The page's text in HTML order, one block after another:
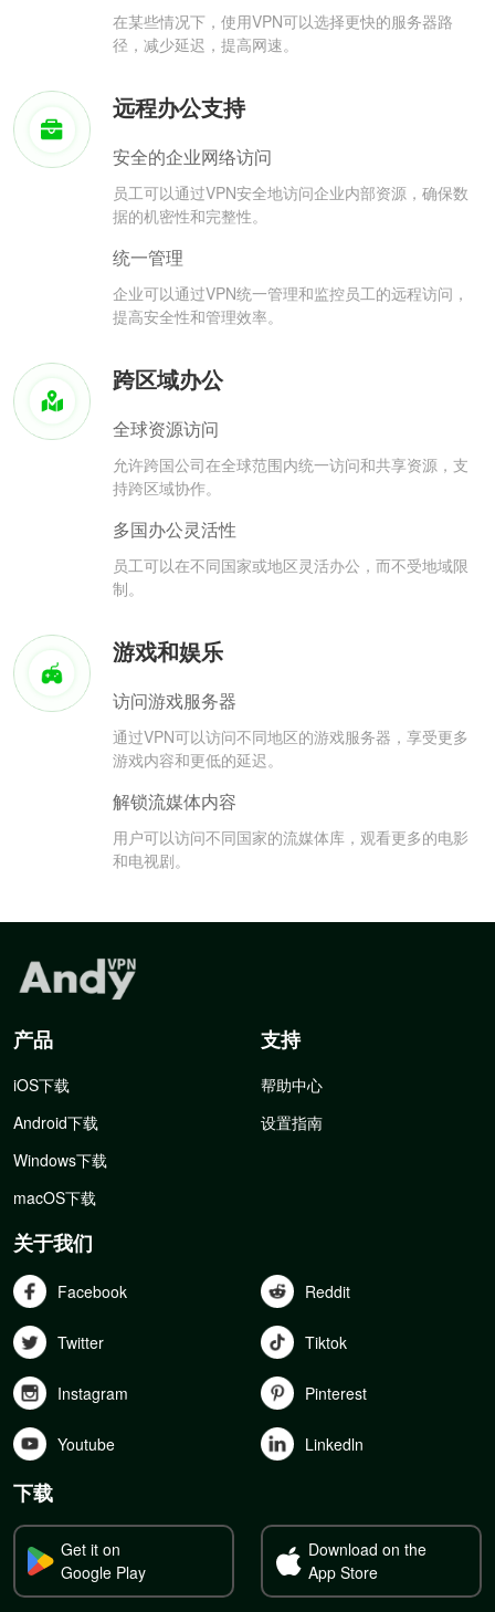
在某些情况下，使用VPN可以选择更快的服务器路
径，减少延迟，提高网速。
远程办公支持
安全的企业网络访问
员工可以通过VPN安全地访问企业内部资源，确保数
据的机密性和完整性。
统一管理
企业可以通过VPN统一管理和监控员工的远程访问，
提高安全性和管理效率。
跨区域办公
全球资源访问
允许跨国公司在全球范围内统一访问和共享资源，支
持跨区域协作。
多国办公灵活性
员工可以在不同国家或地区灵活办公，而不受地域限
制。
游戏和娱乐
访问游戏服务器
通过VPN可以访问不同地区的游戏服务器，享受更多
游戏内容和更低的延迟。
解锁流媒体内容
用户可以访问不同国家的流媒体库，观看更多的电影
和电视剧。
产品
iOS下载
Android下载
Windows下载
macOS下载
支持
帮助中心
设置指南
关于我们
Facebook Reddit
Twitter Tiktok
Instagram Pinterest
Youtube Linkedln
下载
Get it on
Google Play
Download on the
App Store